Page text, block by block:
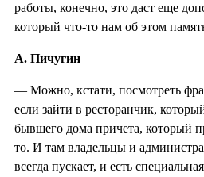
работы, конечно, это даст еще
который что-то нам об этом
А. Пичугин
— Можно, кстати, посмотреть
если зайти в ресторанчик,
бывшего дома причета, который
то. И там владельцы и
всегда пускает, и есть